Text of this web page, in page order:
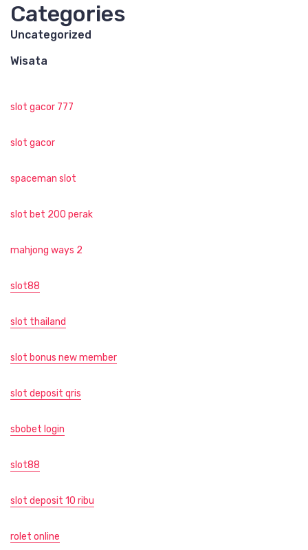
Categories
Uncategorized
Wisata
slot gacor 777
slot gacor
spaceman slot
slot bet 200 perak
mahjong ways 2
slot88
slot thailand
slot bonus new member
slot deposit qris
sbobet login
slot88
slot deposit 10 ribu
rolet online